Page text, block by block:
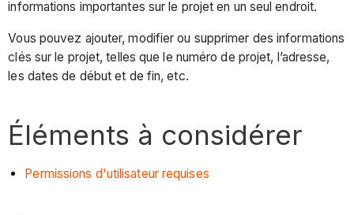
informations importantes sur le projet en un seul endroit.
Vous pouvez ajouter, modifier ou supprimer des informations
clés sur le projet, telles que le numéro de projet, l’adresse,
les dates de début et de fin, etc.
Éléments à considérer
Permissions d'utilisateur requises